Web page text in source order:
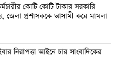
কোটি কোটি টাকার সরকারি
জেলা প্রশাসককে আসামী করে মামলা
নিরাপত্তা আইনে চার সাংবাদিকের